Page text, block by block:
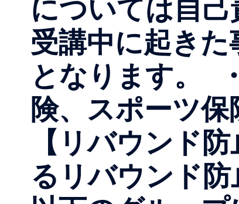
については自
受講中に起き
となります。
険、スポーツ保
【リバウンド
るリバウンド